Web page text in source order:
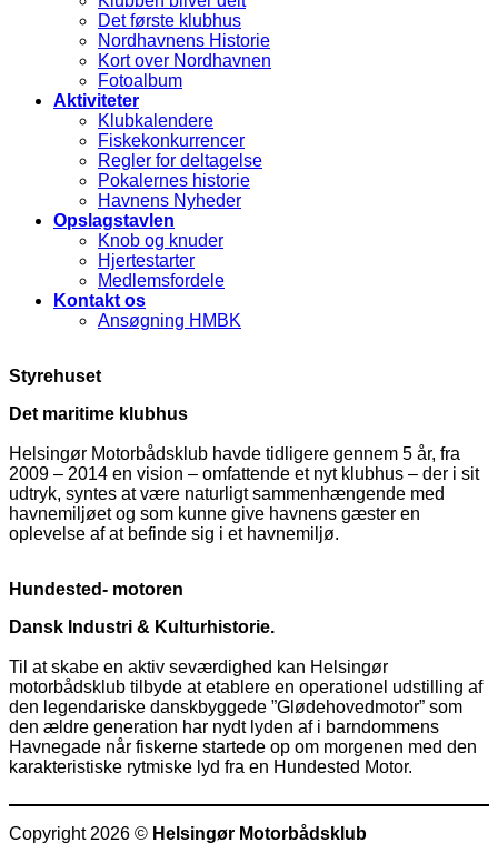
Det første klubhus
Nordhavnens Historie
Kort over Nordhavnen
Fotoalbum
Aktiviteter
Klubkalendere
Fiskekonkurrencer
Regler for deltagelse
Pokalernes historie
Havnens Nyheder
Opslagstavlen
Knob og knuder
Hjertestarter
Medlemsfordele
Kontakt os
Ansøgning HMBK
Styrehuset
Det maritime klubhus
Helsingør Motorbådsklub havde tidligere gennem 5 år, fra
2009 – 2014 en vision – omfattende et nyt klubhus – der i sit
udtryk, syntes at være naturligt sammenhængende med
havnemiljøet og som kunne give havnens gæster en
oplevelse af at befinde sig i et havnemiljø.
Hundested- motoren
Dansk Industri & Kulturhistorie.
Til at skabe en aktiv seværdighed kan Helsingør
motorbådsklub tilbyde at etablere en operationel udstilling af
den legendariske danskbyggede ”Glødehovedmotor” som
den ældre generation har nydt lyden af i barndommens
Havnegade når fiskerne startede op om morgenen med den
karakteristiske rytmiske lyd fra en Hundested Motor.
Copyright 2026 © Helsingør Motorbådsklub